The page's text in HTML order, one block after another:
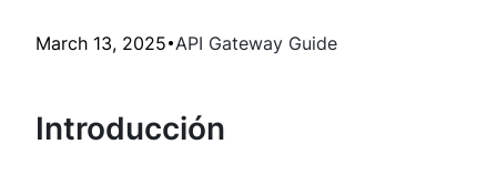
March 13, 2025 API Gateway Guide
Introducción